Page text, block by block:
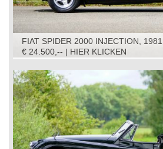
FIAT SPIDER 2000 INJECTION, 1981
€ 24.500,-- | HIER KLICKEN